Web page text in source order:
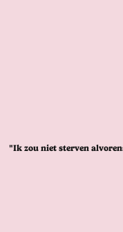
"Ik zou niet sterven